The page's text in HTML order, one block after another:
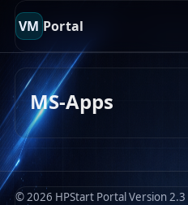
VM Portal
MS-Apps
© 2026 HPStart Portal Version 2.3